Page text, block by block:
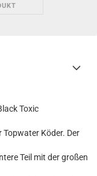
Toxic
Köder. Der
Teil mit der großen